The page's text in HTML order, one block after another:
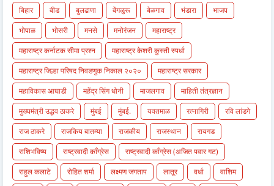
बिहार बीड बुलढाणा बेंगळुरू बेळगाव भंडारा
भाजप
भोपाळ
भोसरी मनसे मनोरंजन
महाराष्ट्र
महाराष्ट्र कर्नाटक सीमा प्रश्न
महाराष्ट्र केशरी कुस्ती स्पर्धा
महाराष्ट्र जिल्हा परिषद निवडणुक निकाल २०२०
महाराष्ट्र सरकार
महाविकास आघाडी
महेंद्र सिंग धोनी माजलगाव
माहिती तंत्रज्ञान
मुख्यमंत्री उद्धव ठाकरे
मुंबई मुंबई. यवतमाळ रत्नागिरी
रवि लांडगे
राज ठाकरे
राजकिय बातम्या राजकीय राजस्थान
रायगड
राशिभविष्य
राष्ट्रवादी काँग्रेस
राष्ट्रवादी काँग्रेस (अजित पवार गट)
राहुल कलाटे
रोहित शर्मा लक्ष्मण जगताप लातूर वर्धा
वाशिम